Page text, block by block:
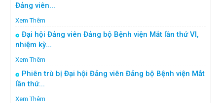
Đảng viên...
Xem Thêm
Đại hội Đảng viên Đảng bộ Bệnh viện Mắt lần thứ VI,
nhiệm kỳ...
Xem Thêm
Phiên trù bị Đại hội Đảng viên Đảng bộ Bệnh viện Mắt
lần thứ...
Xem Thêm